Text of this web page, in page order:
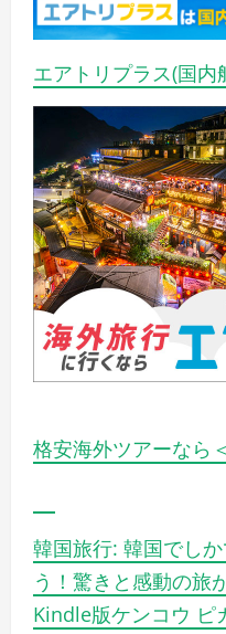
エアトリプラス(国内
格安海外ツアーなら
韓国旅行: 韓国でし
う！驚きと感動の旅
Kindle版ケンコウ ピ